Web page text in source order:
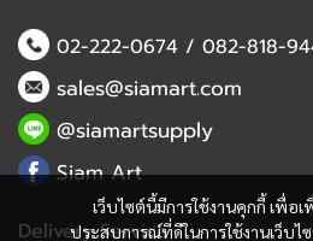
เว็บไซต์นี้มีการใช้งานคุกกี้ เพื่อ
ประสบการณ์ที่ดีในการใช้งานเว็บไ
02-222-0674/ 082-818-
sales@siamart.com
@siamartsupply
Siam Art
Delivery Service